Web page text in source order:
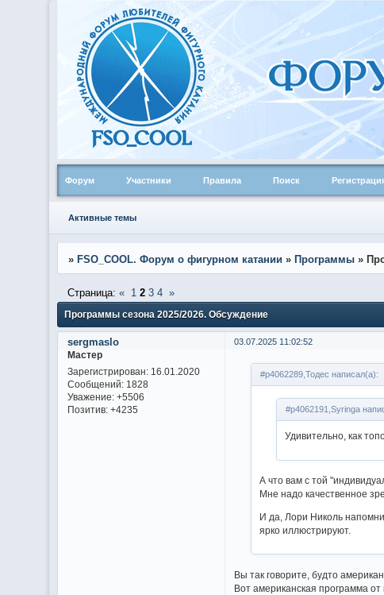
Форум Участники Правила Поиск
Активные темы
» FSO_COOL. Форум о фигурном катании » Программы »
Программы сезона 2025/2026. Обсуждение
Страница: « 1 2 3 4 »
03.07.2025 11:02:52
sergmaslo
Мастер
Зарегистрирован: 16.01.2020
Сообщений:1828
Уважение: +5506
Позитив: +4235
#p4062289,Тодес написал(а):
#p4062191,Syringa
Удивительно, как
А что вам с той
Мне надо качественное
И да, Лори Николь
ярко иллюстрируют.
Вы так говорите, будто
Вот американская программа